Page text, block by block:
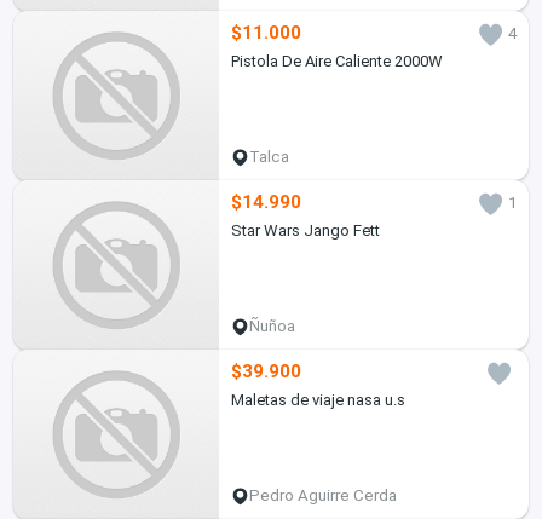
$11.000
4
Pistola De Aire Caliente 2000W
Talca
$14.990
1
Star Wars Jango Fett
Ñuñoa
$39.900
Maletas de viaje nasa u.s
Pedro Aguirre Cerda